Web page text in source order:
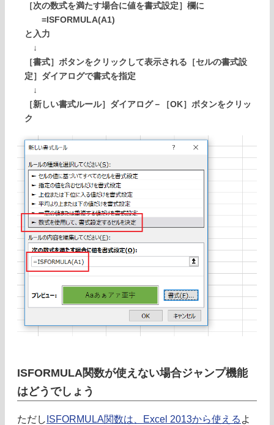
［次の数式を満たす場合に値を書式設定］欄に
=ISFORMULA(A1)
と入力
↓
［書式］ボタンをクリックして表示される［セルの書式設
定］ダイアログで書式を指定
↓
［新しい書式ルール］ダイアログ－［OK］ボタンをクリッ
ク
ISFORMULA関数が使えない場合ジャンプ機能
はどうでしょう
ただし ISFORMULA関数は、Excel 2013から使える よ